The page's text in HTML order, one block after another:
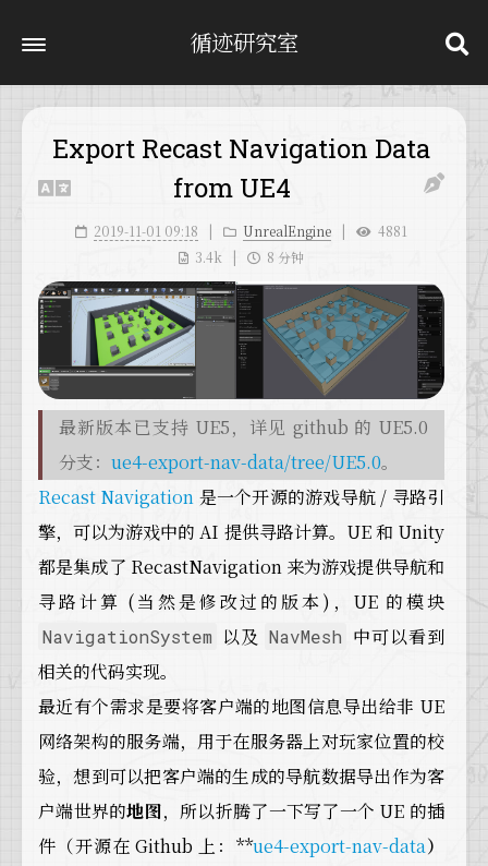
循迹研究室
Export Recast Navigation Data
from UE4
2019-11-01 09:18 UnrealEngine
4881
3.4k
8 分钟
最新版本已支持 UE5，详见 github 的 UE5.0
分支： ue4-export-nav-data/tree/UE5.0。
Recast Navigation 是一个开源的游戏导航 / 寻路引
擎，可以为游戏中的 AI 提供寻路计算。UE 和 Unity
都是集成了 RecastNavigation 来为游戏提供导航和
寻路计算 (当然是修改过的版本)，UE 的模块
NavigationSystem 以及 NavMesh 中可以看到
相关的代码实现。
最近有个需求是要将客户端的地图信息导出给非 UE
网络架构的服务端，用于在服务器上对玩家位置的校
验，想到可以把客户端的生成的导航数据导出作为客
户端世界的地图，所以折腾了一下写了一个 UE 的插
件（开源在 Github 上：**ue4-export-nav-data）